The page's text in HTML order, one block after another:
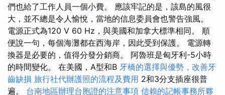
們也給了工作人員一個小費。 應該牢記的是，該島的風很
大，並不總是令人愉悅，當地的信息委員會也警告強風。
電源正式為120 V 60 Hz，與美國和加拿大標準相同。 順
便說一句，每個海灘都在西海岸，因此受到保護。 電源轉
換器是必要的，值得分發分銷商。 阿魯班是匈牙利-5小時
的時間變化。 在美國，A型和B 牙橋的選擇與優勢，改善牙
齒缺損 旅行社代辦護照的流程及費用 2和3分支插座很普
遍。 台南地區辦理台胞證的注意事項 信賴的記帳事務所夥